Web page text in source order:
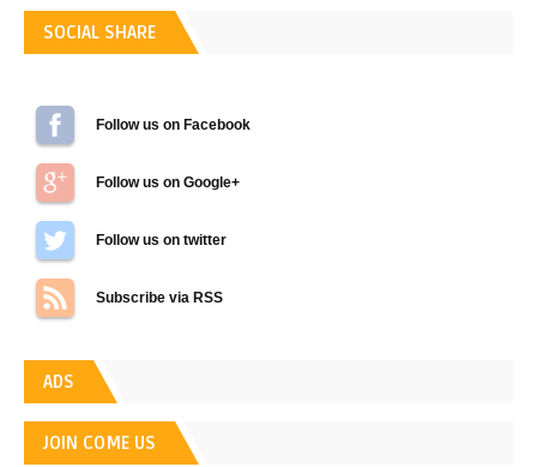
SOCIAL SHARE
Follow us on Facebook
Follow us on Google+
Follow us on Twitter
Subscribe via RSS
ADS
JOIN COME US